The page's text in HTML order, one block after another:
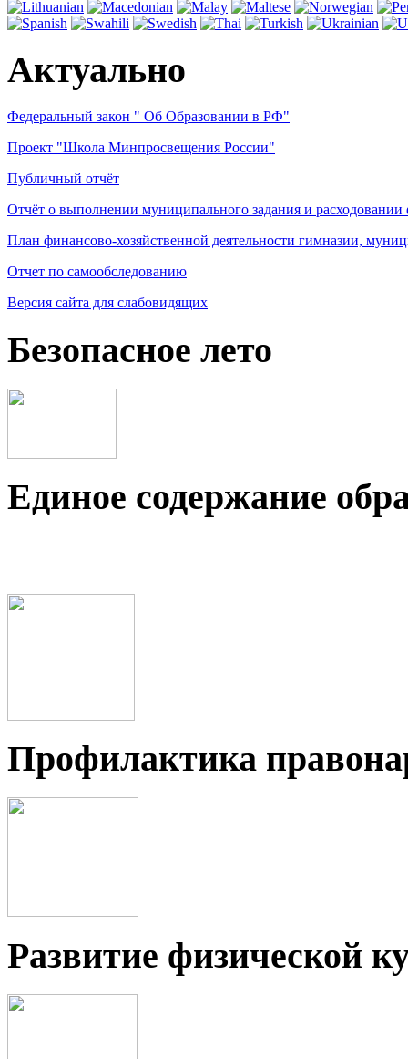
Актуально
Федеральный закон " Об Образовании в РФ"
Проект "Школа Минпросвещения России"
Публичный отчёт
Отчёт о выполнении муниципального задания и
План финансово-хозяйственной деятельности гимназии,
Отчет по самообследованию
Версия сайта для слабовидящих
Безопасное лето
Единое содержание
Профилактика
Развитие физической